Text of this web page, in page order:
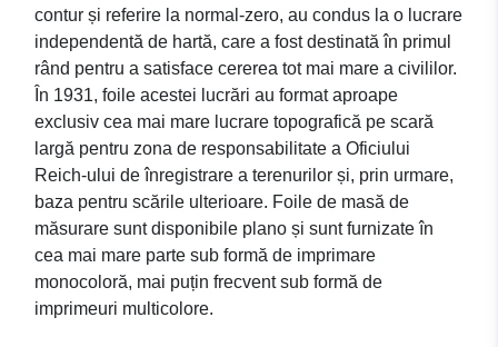
contur și referire la normal-zero, au condus la o lucrare
independentă de hartă, care a fost destinată în primul
rând pentru a satisface cererea tot mai mare a civililor.
În 1931, foile acestei lucrări au format aproape
exclusiv cea mai mare lucrare topografică pe scară
largă pentru zona de responsabilitate a Oficiului
Reich-ului de înregistrare a terenurilor și, prin urmare,
baza pentru scările ulterioare. Foile de masă de
măsurare sunt disponibile plano și sunt furnizate în
cea mai mare parte sub formă de imprimare
monocoloră, mai puțin frecvent sub formă de
imprimeuri multicolore.